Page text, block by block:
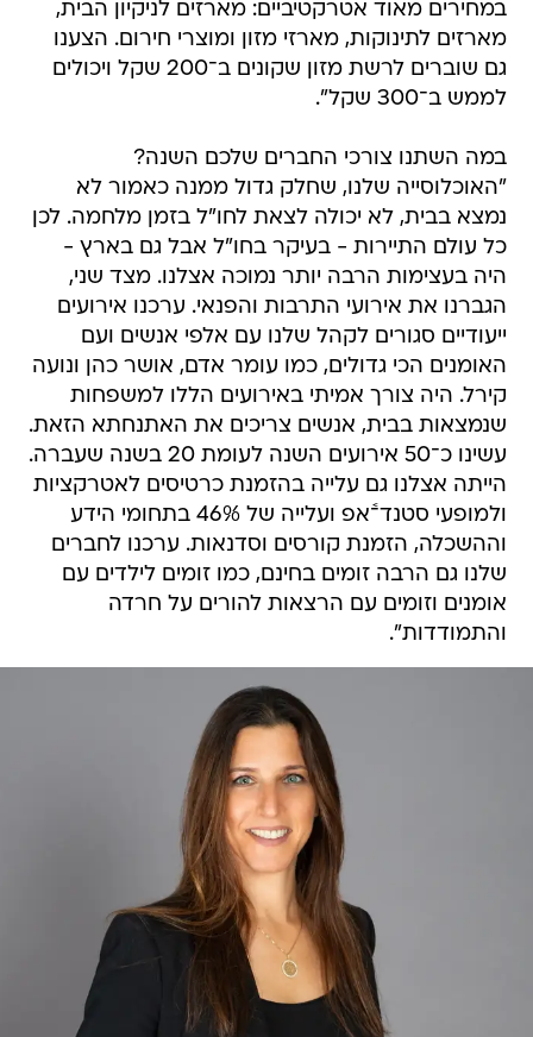
במחירים מאוד אטרקטיביים: מארזים לניקיון הבית,
מארזים לתינוקות, מארזי מזון ומוצרי חירום. הצענו
גם שוברים לרשת מזון שקונים ב־200 שקל ויכולים
לממש ב־300 שקל".
במה השתנו צורכי החברים שלכם השנה?
"האוכלוסייה שלנו, שחלק גדול ממנה כאמור לא
נמצא בבית, לא יכולה לצאת לחו"ל בזמן מלחמה. לכן
כל עולם התיירות - בעיקר בחו"ל אבל גם בארץ -
היה בעצימות הרבה יותר נמוכה אצלנו. מצד שני,
הגברנו את אירועי התרבות והפנאי. ערכנו אירועים
ייעודיים סגורים לקהל שלנו עם אלפי אנשים ועם
האומנים הכי גדולים, כמו עומר אדם, אושר כהן ונועה
קירל. היה צורך אמיתי באירועים הללו למשפחות
שנמצאות בבית, אנשים צריכים את האתנחתא הזאת.
עשינו כ־50 אירועים השנה לעומת 20 בשנה שעברה.
הייתה אצלנו גם עלייה בהזמנת כרטיסים לאטרקציות
ולמופעי סטנד־‏‏֫אפ ועלייה של 46% בתחומי הידע
וההשכלה, הזמנת קורסים וסדנאות. ערכנו לחברים
שלנו גם הרבה זומים בחינם, כמו זומים לילדים עם
אומנים וזומים עם הרצאות להורים על חרדה
והתמודדות".